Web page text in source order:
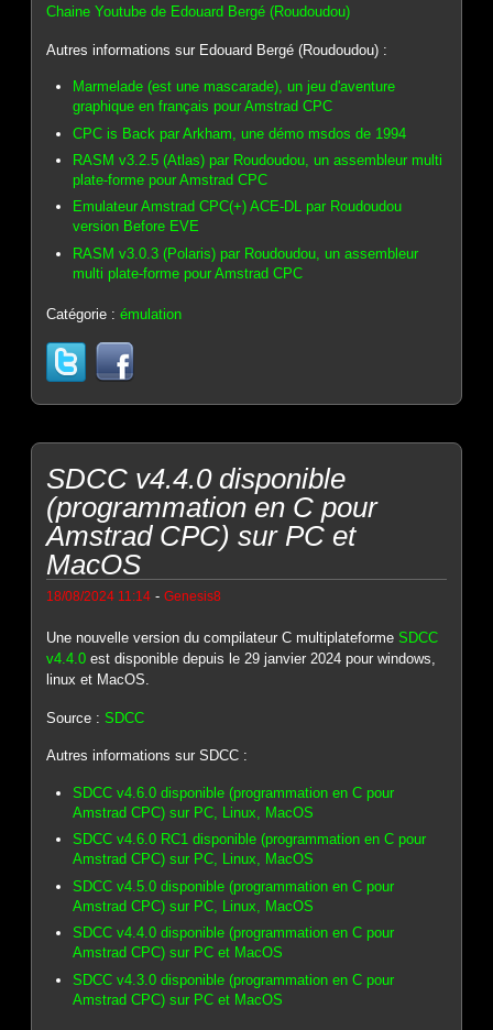
Chaine Youtube de Edouard Bergé (Roudoudou)
Autres informations sur Edouard Bergé (Roudoudou) :
Marmelade (est une mascarade), un jeu d'aventure
graphique en français pour Amstrad CPC
CPC is Back par Arkham, une démo msdos de 1994
RASM v3.2.5 (Atlas) par Roudoudou, un assembleur multi
plate-forme pour Amstrad CPC
Emulateur Amstrad CPC(+) ACE-DL par Roudoudou
version Before EVE
RASM v3.0.3 (Polaris) par Roudoudou, un assembleur
multi plate-forme pour Amstrad CPC
Catégorie :émulation
SDCC v4.4.0 disponible
(programmation en C pour
Amstrad CPC) sur PC et
MacOS
18/08/2024 11:14 -Genesis8
Une nouvelle version du compilateur C multiplateformeSDCC
v4.4.0 est disponible depuis le 29 janvier 2024 pour windows,
linux et MacOS.
Source :SDCC
Autres informations sur SDCC :
SDCC v4.6.0 disponible (programmation en C pour
Amstrad CPC) sur PC, Linux, MacOS
SDCC v4.6.0 RC1 disponible (programmation en C pour
Amstrad CPC) sur PC, Linux, MacOS
SDCC v4.5.0 disponible (programmation en C pour
Amstrad CPC) sur PC, Linux, MacOS
SDCC v4.4.0 disponible (programmation en C pour
Amstrad CPC) sur PC et MacOS
SDCC v4.3.0 disponible (programmation en C pour
Amstrad CPC) sur PC et MacOS